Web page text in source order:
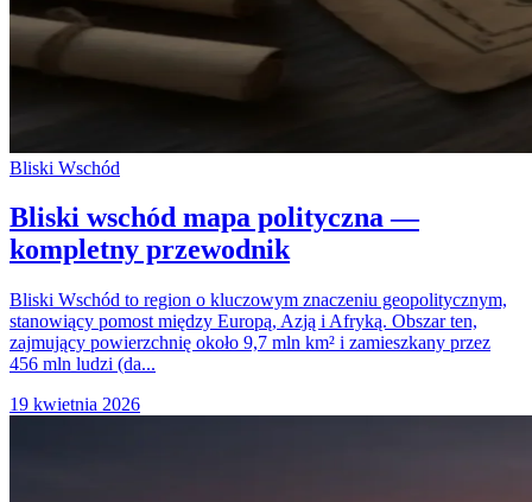
Bliski Wschód
Bliski wschód mapa polityczna —
kompletny przewodnik
Bliski Wschód to region o kluczowym znaczeniu geopolitycznym,
stanowiący pomost między Europą, Azją i Afryką. Obszar ten,
zajmujący powierzchnię około 9,7 mln km² i zamieszkany przez
456 mln ludzi (da...
19 kwietnia 2026